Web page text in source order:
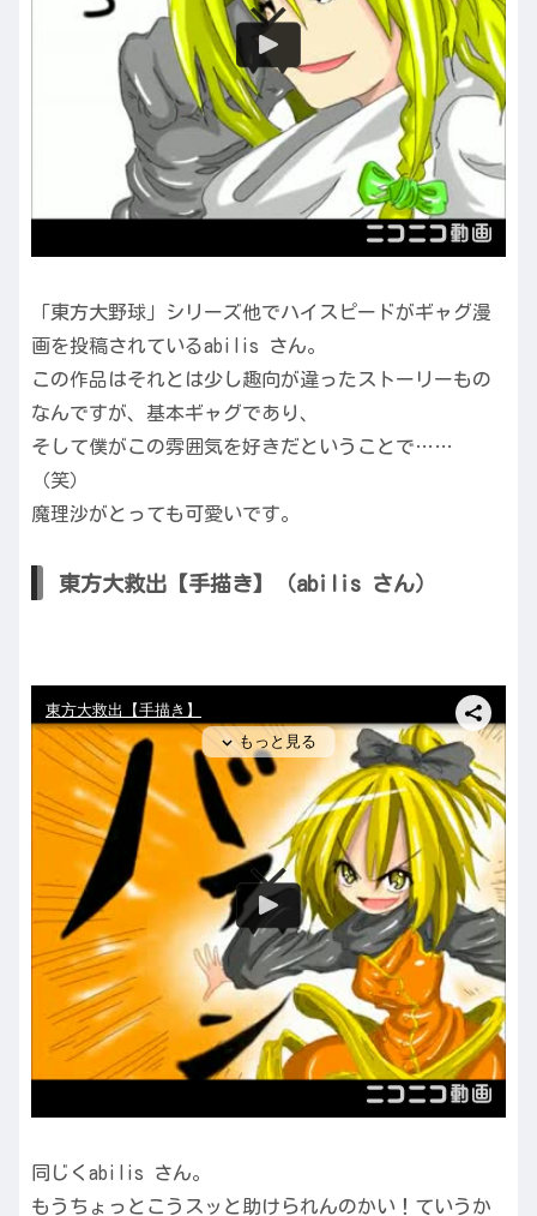
「東方大野球」シリーズ他でハイスピードがギャグ漫
画を投稿されているabilis さん。
この作品はそれとは少し趣向が違ったストーリーもの
なんですが、基本ギャグであり、
そして僕がこの雰囲気を好きだということで……
（笑）
魔理沙がとっても可愛いです。
東方大救出【手描き】（abilis さん）
同じくabilis さん。
もうちょっとこうスッと助けられんのかい！ていうか